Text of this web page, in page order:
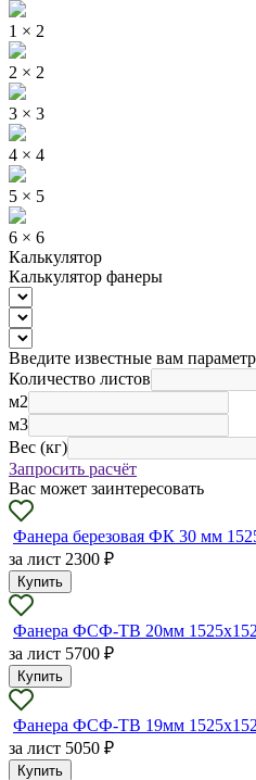
1 × 2
2 × 2
3 × 3
4 × 4
5 × 5
6 × 6
Калькулятор
Калькулятор фанеры
Введите известные вам параметр
Количество листов
м2
м3
Вес (кг)
Запросить расчёт
Вас может заинтересовать
Фанера березовая ФК 30 мм
за лист 2300 ₽
Купить
Фанера ФСФ-ТВ 20мм
за лист 5700 ₽
Купить
Фанера ФСФ-ТВ 19мм
за лист 5050 ₽
Купить